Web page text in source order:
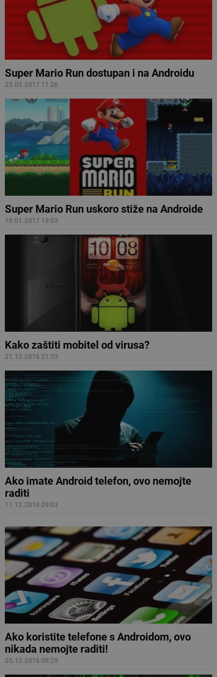
Super Mario Run dostupan i na Androidu
23.03.2017 11:26
Super Mario Run uskoro stiže na Androide
19.01.2017 19:03
Kako zaštiti mobitel od virusa?
21.12.2016 21:33
Ako imate Android telefon, ovo nemojte
raditi
11.12.2016 09:03
Ako koristite telefone s Androidom, ovo
nikada nemojte raditi!
05.12.2016 08:29